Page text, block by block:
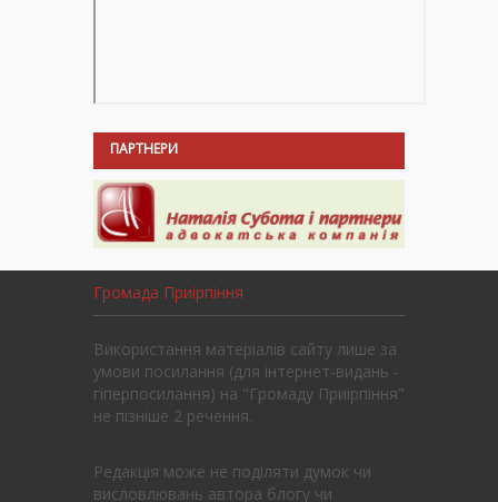
ПАРТНЕРИ
Громада Приірпіння
Використання матеріалів сайту лише за
умови посилання (для інтернет-видань -
гіперпосилання) на "Громаду Приірпіння"
не пізніше 2 речення.
Редакція може не поділяти думок чи
висловлювань автора блогу чи